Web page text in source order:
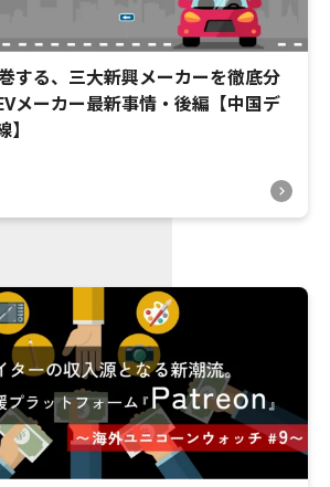
する、三大新興メーカーを徹底分
メーカー最新事情・後編【中国デ